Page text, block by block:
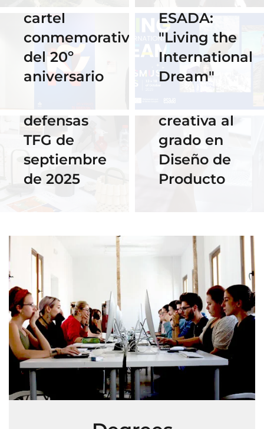
cartel
conmemorativo
del 20º
aniversario
ESADA:
"Living the
International
Dream"
16 September
2025
Horario y
acceso al
streaming
de las
defensas
TFG de
septiembre
de 2025
24 July 2025
ESADA
celebra su
primer
Hackathon:
creativa al
grado en
Diseño de
Producto